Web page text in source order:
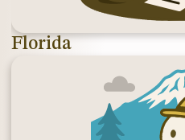
Florida